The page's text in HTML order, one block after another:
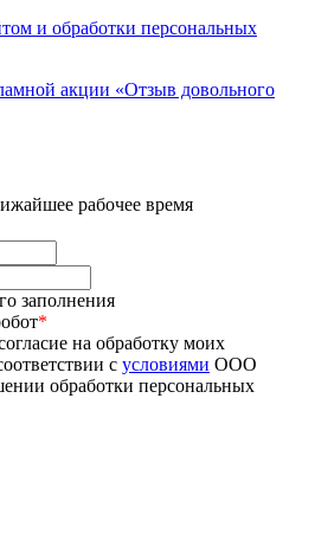
и обработки персональных
акции «Отзыв довольного
рабочее время
заполнения
*
на обработку моих
с условиями ООО
обработки персональных